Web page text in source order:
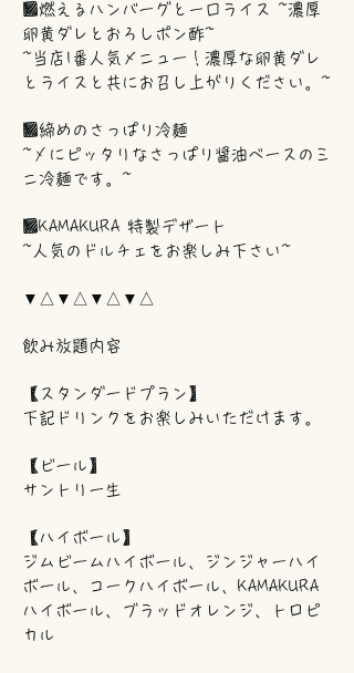
■燃えるハンバーグと一口ライス ~濃厚
卵黄ダレとおろしポン酢~
~当店1番人気メニュー！濃厚な卵黄ダレ
とライスと共にお召し上がりください。~
■締めのさっぱり冷麺
~〆にピッタリなさっぱり醤油ベースのミ
ニ冷麺です。~
■KAMAKURA 特製デザート
~人気のドルチェをお楽しみ下さい~
▼△▼△▼△▼△
飲み放題内容
【スタンダードプラン】
下記ドリンクをお楽しみいただけます。
【ビール】
サントリー生
【ハイボール】
ジムビームハイボール、ジンジャーハイ
ボール、コークハイボール、KAMAKURA
ハイボール、ブラッドオレンジ、トロピ
カル